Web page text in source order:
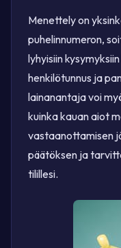
Menettely on
puhelinnumeron,
lyhyisiin
henkilötunnus ja
lainanantaja voi
kuinka kauan aiot
vastaanottamisen
päätöksen ja
tilillesi.